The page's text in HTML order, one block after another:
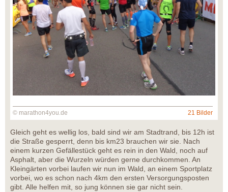
© marathon4you.de 21 Bilder
Gleich geht es wellig los, bald sind wir am Stadtrand, bis 12h ist
die Straße gesperrt, denn bis km23 brauchen wir sie. Nach
einem kurzen Gefällestück geht es rein in den Wald, noch auf
Asphalt, aber die Wurzeln würden gerne durchkommen. An
Kleingärten vorbei laufen wir nun im Wald, an einem Sportplatz
vorbei, wo es schon nach 4km den ersten Versorgungsposten
gibt. Alle helfen mit, so jung können sie gar nicht sein.